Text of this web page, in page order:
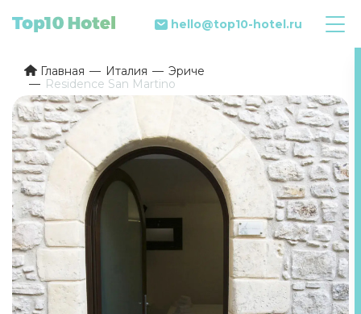
hello@top10-hotel.ru
Главная Италия
Эриче
Residence San Martino